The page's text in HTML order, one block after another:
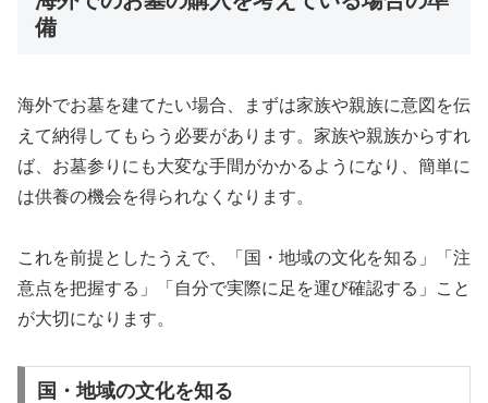
備
海外でお墓を建てたい場合、まずは家族や親族に意図を伝
えて納得してもらう必要があります。家族や親族からすれ
ば、お墓参りにも大変な手間がかかるようになり、簡単に
は供養の機会を得られなくなります。
これを前提としたうえで、「国・地域の文化を知る」「注
意点を把握する」「自分で実際に足を運び確認する」こと
が大切になります。
国・地域の文化を知る